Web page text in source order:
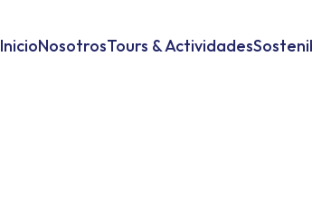
InicioNosotrosTours & Actividades